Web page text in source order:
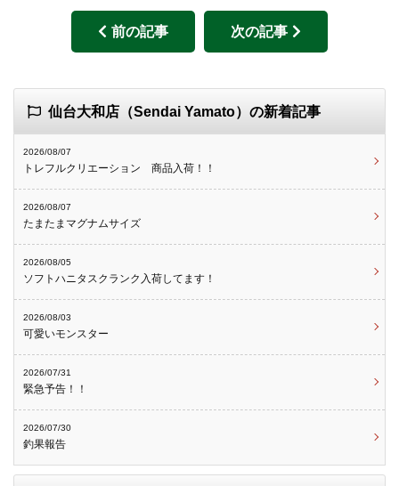
前の記事 次の記事
仙台大和店（Sendai Yamato）の新着記事
2026/08/07
トレフルクリエーション 商品入荷！！
2026/08/07
たまたまマグナムサイズ
2026/08/05
ソフトハニタスクランク入荷してます！
2026/08/03
可愛いモンスター
2026/07/31
緊急予告！！
2026/07/30
釣果報告